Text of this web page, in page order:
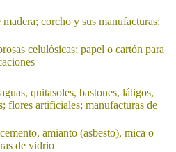
corcho y sus manufacturas;
celulósicas; papel o cartón para
quitasoles, bastones, látigos,
flores artificiales; manufacturas de
amianto (asbesto), mica o
de vidrio